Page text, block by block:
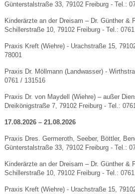
Günterstalstraße 33, 79102 Freiburg - Tel.:
Kinderärzte an der Dreisam – Dr. Günther &
Schillerstraße 10, 79102 Freiburg - Tel.:
Praxis Kreft (Wiehre) - Urachstraße 15,
78001
Praxis Dr. Möllmann (Landwasser) -
0761 / 131516
Praxis Dr. von Maydell (Wiehre) – außer
Dreikönigstraße 7, 79102 Freiburg - Tel.:
17.08.2026 – 21.08.2026
Praxis Dres. Germeroth, Seeber, Böttler,
Günterstalstraße 33, 79102 Freiburg - Tel.:
Kinderärzte an der Dreisam – Dr. Günther &
Schillerstraße 10, 79102 Freiburg - Tel.:
Praxis Kreft (Wiehre) - Urachstraße 15,